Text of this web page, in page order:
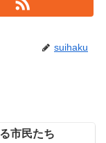
suihaku
市民たち